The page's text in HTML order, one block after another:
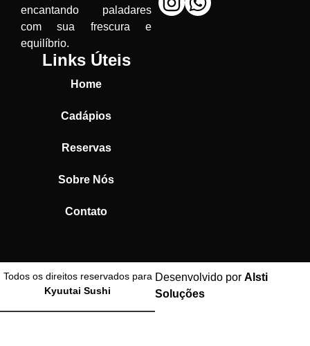
encantando paladares
com sua frescura e
equilíbrio.
Links Úteis
Home
Cadápios
Reservas
Sobre Nós
Contato
Todos os direitos reservados para
Kyuutai Sushi
Desenvolvido por Alsti
Soluções